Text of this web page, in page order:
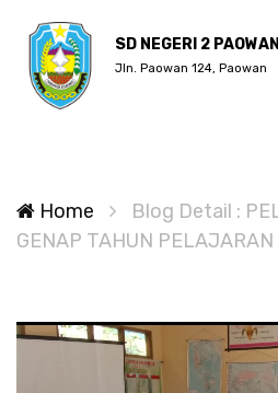
SD NEGERI 2 PAOWAN
Jln. Paowan 124, Paowan
Home
Blog Detail :
GENAP TAHUN